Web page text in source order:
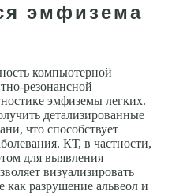
эмфизема
компьютерной
резонансной
эмфиземы легких.
детализированные
что способствует
КТ, в частности,
для выявления
визуализировать
как разрушение альвеол и